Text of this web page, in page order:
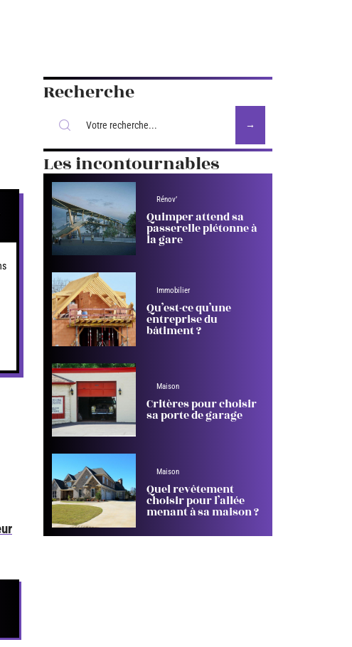
Recherche
Les incontournables
Rénov’
Quimper attend sa
passerelle piétonne à
la gare
Immobilier
Qu’est-ce qu’une
entreprise du
bâtiment ?
Maison
Critères pour choisir
sa porte de garage
Maison
Quel revêtement
choisir pour l’allée
menant à sa maison ?